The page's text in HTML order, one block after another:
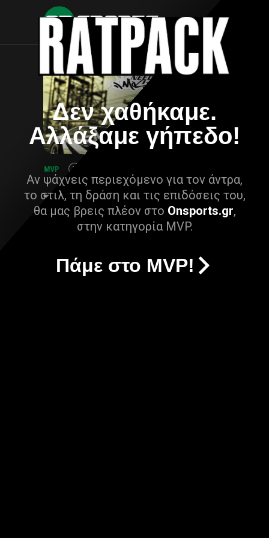
Δεν χαθήκαμε.
Αλλάξαμε γήπεδο!
Αν ψάχνεις περιεχόμενο για τον άντρα,
το στιλ, τη δράση και τις επιδόσεις του,
θα μας βρεις πλέον στο Onsports.gr,
στην κατηγορία MVP.
Πάμε στο MVP!